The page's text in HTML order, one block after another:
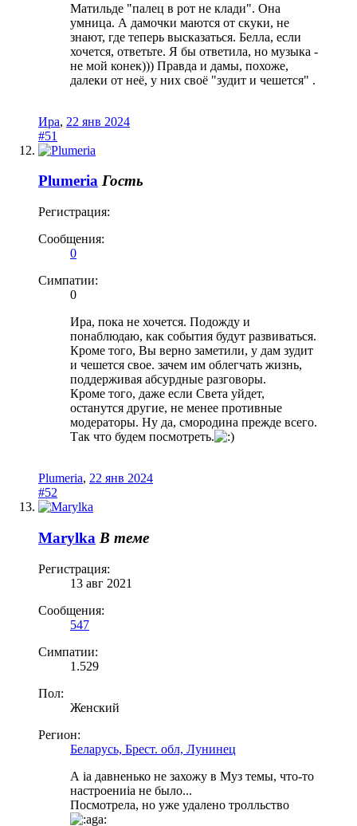
Матильде "палец в рот не клади". Она
умница. А дамочки маются от скуки, не
знают, где теперь высказаться. Белла, если
хочется, ответьте. Я бы ответила, но музыка -
не мой конек))) Правда и дамы, похоже,
далеки от неё, у них своё "зудит и чешется" .
Ира, 22 янв 2024
#51
Plumeria Гость
Регистрация:
Сообщения:
0
Симпатии:
0
Ира, пока не хочется. Подожду и
понаблюдаю, как события будут развиваться.
Кроме того, Вы верно заметили, у дам зудит
и чешется свое. зачем им облегчать жизнь,
поддерживая абсурдные разговоры.
Кроме того, даже если Света уйдет,
останутся другие, не менее противные
модераторы. Ну да, смородина прежде всего.
Так что будем посмотреть.
Plumeria, 22 янв 2024
#52
Marylka В теме
Регистрация:
13 авг 2021
Сообщения:
547
Симпатии:
1.529
Пол:
Женский
Регион:
Беларусь, Брест. обл, Лунинец
А ia давненько не захожу в Муз темы, что-то
настроениia не было...
Посмотрела, но уже удалено тролльство